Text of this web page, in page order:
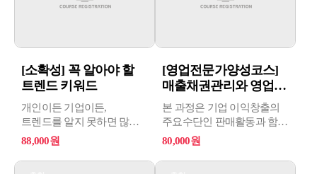
[소확성] 꼭 알아야 할
트렌드 키워드
개인이든 기업이든,
트렌드를 알지 못하면 많은
것을 놓치게 된다. 끝나지
상황을 바꿀 수 없다고
88,000원
[영업전문가양성코스]
매출채권관리와 영업세
무회계
본 과정은 기업 이익창출의
주요수단인 판매활동과 함께
수반되는 채권관리를 위하여
방법과 어음수표, 담보관리,
80,000원